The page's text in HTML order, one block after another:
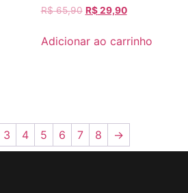
R$65,90 R$29,90
Adicionar ao carrinho
3 4 5 6 7 8 →